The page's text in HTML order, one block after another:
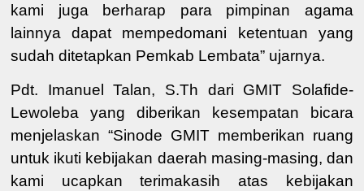
kami juga berharap para pimpinan agama
lainnyadapat mempedomani ketentuan yang
sudah ditetapkan Pemkab Lembata” ujarnya.
Pdt. Imanuel Talan, S.Th dari GMIT Solafide-
Lewoleba
yang diberikan kesempatan bicara
menjelaskan “Sinode GMIT memberikan ruang
untuk ikuti kebijakan daerah masing-masing, dan
kami
ucapkan terimakasih atas kebijakan